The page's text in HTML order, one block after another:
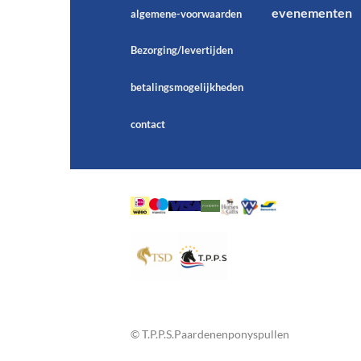
algemene-voorwaarden
Bezorging/levertijden
betalingsmogelijkheden
contact
evenementen
© T.P.P.S.Paardenenponyspullen